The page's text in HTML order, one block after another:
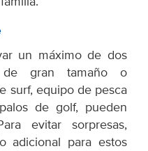
un máximo de dos
de gran tamaño o
surf, equipo de pesca
de golf, pueden
evitar sorpresas,
adicional para estos